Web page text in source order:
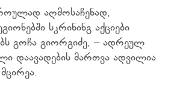
აღმოსაჩენად,
სკრინინგ აქციები
გოჩა გიორგიძე, – ადრეულ
დაავადების მართვა ადვილია